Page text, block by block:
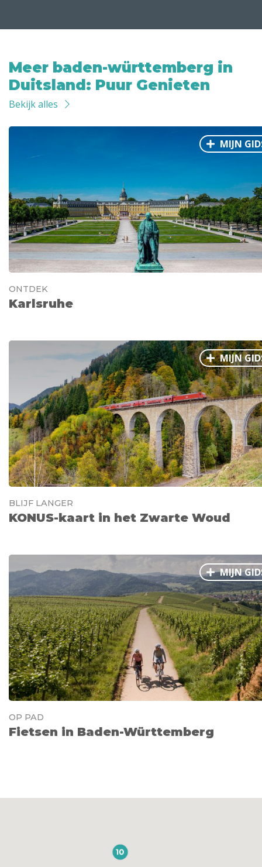
Meer baden-württemberg in
Duitsland: Puur Genieten
Bekijk alles
MIJN
ONTDEK
Karlsruhe
MIJN
BLIJF LANGER
KONUS-kaart in het Zwarte Woud
MIJN
OP PAD
Fietsen in Baden-Württemberg